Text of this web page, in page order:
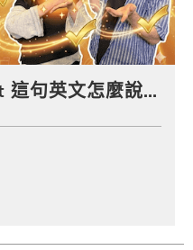
(免費試讀)【Podcast 這句英文怎麼說 (影音版)】#270 你說的有道理！